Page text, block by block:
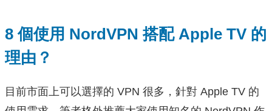
8 個使用 NordVPN 搭配 Apple TV 的
理由？
目前市面上可以選擇的 VPN 很多，針對 Apple TV 的